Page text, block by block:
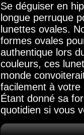
Se déguiser en
longue perruque
lunettes ovales.
formes ovales
authentique lors
couleurs, ces
monde
facilement à votre
Étant donné sa
quotidien si vous